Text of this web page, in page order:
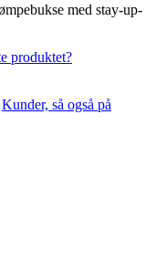
med stay-up-
produktet?
Kunder, så også på